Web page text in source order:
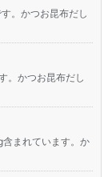
。かつお昆布だし
。かつお昆布だし
まれています。か